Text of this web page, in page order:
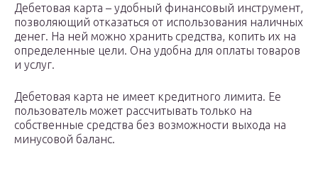
Дебетовая карта – удобный финансовый инструмент,
позволяющий отказаться от использования наличных
денег. На ней можно хранить средства, копить их на
определенные цели. Она удобна для оплаты товаров
и услуг.
Дебетовая карта не имеет кредитного лимита. Ее
пользователь может рассчитывать только на
собственные средства без возможности выхода на
минусовой баланс.